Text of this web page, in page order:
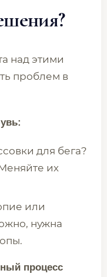
над этими
проблем в
для бега?
их
или
нужна
процесс